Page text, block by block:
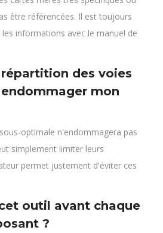
être référencées. Il est toujours
informations avec le manuel de
des voies
mon
optimale n'endommagera pas
simplement limiter leurs
permet justement d'éviter ces
outil avant chaque
?